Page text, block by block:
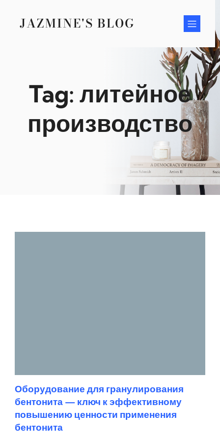
contentJAZMINE'S BLOG
Tag: литейное
производство
Оборудование для гранулирования
бентонита — ключ к эффективному
повышению ценности применения
бентонита